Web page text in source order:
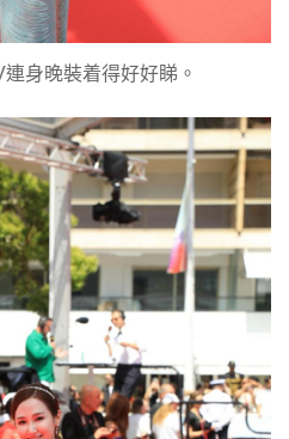
身晚裝着得好好睇。